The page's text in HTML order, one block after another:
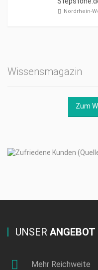
Nordrhein-
Wissensmagazin
Zum
UNSER ANGEBOT
Mehr Reichweite